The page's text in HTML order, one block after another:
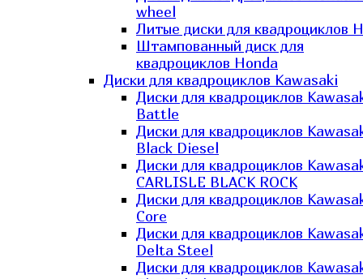
wheel
Литые диски для квадроциклов
Штампованный диск для
квадроциклов Honda
Диски для квадроциклов Kawasaki
Диски для квадроциклов
Battle
Диски для квадроциклов
Black Diesel
Диски для квадроциклов
CARLISLE BLACK ROCK
Диски для квадроциклов
Core
Диски для квадроциклов
Delta Steel
Диски для квадроциклов